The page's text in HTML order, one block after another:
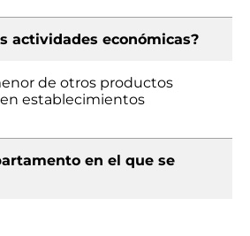
actividades económicas?
de otros productos
establecimientos
en el que se